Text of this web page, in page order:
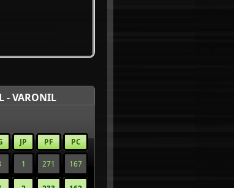
- VARONIL
JP PF PC
1 271 167